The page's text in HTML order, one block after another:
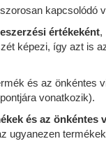
kapcsolódó
értékeként,
képezi, így azt is
és az önkéntes
vonatkozik).
és az önkéntes
ugyanezen